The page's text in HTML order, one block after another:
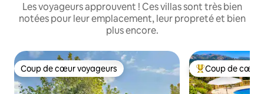
Les voyageurs approuvent ! Ces villas sont très bien
notées pour leur emplacement, leur propreté et bien
plus encore.
Coup de cœur voyageurs
Coup de cœur voyageurs Coups de cœur
Coup de cœur